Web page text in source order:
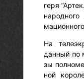
геря
На
данный по
зы
ной